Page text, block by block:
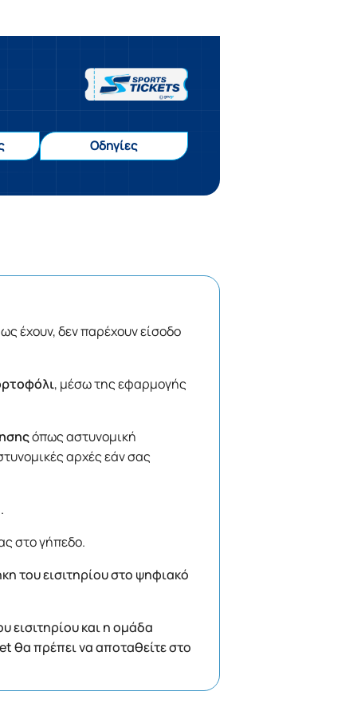
Οδηγίες
έχουν, δεν παρέχουν είσοδο
, μέσω της εφαρμογής
όπως αστυνομική
αρχές εάν σας
στο γήπεδο.
του εισιτηρίου στο ψηφιακό
εισιτηρίου και η ομάδα
θα πρέπει να αποταθείτε στο